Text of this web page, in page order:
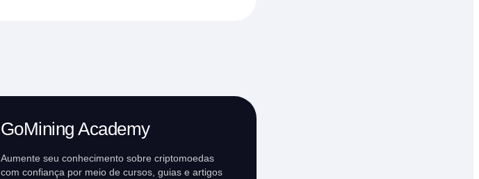
GoMining Academy
Aumente seu conhecimento sobre criptomoedas
com confiança por meio de cursos, guias e artigos